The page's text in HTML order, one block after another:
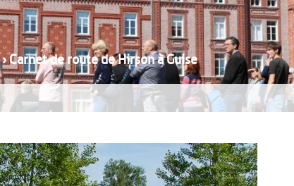
›Carnet de route de Hirson à Guise